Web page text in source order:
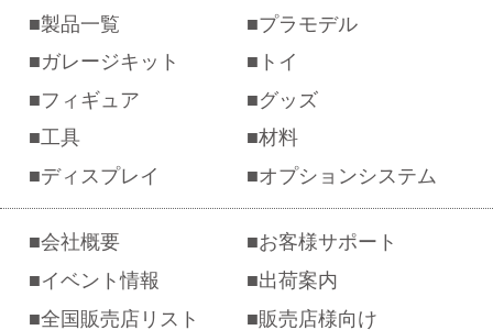
製品一覧
プラモデル
ガレージキット
トイ
フィギュア
グッズ
工具
材料
ディスプレイ
オプションシステム
会社概要
お客様サポート
イベント情報
出荷案内
全国販売店リスト
販売店様向け